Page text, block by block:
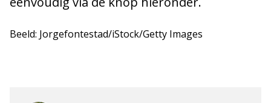
Beeld: Jorgefontestad/iStock/Getty Images